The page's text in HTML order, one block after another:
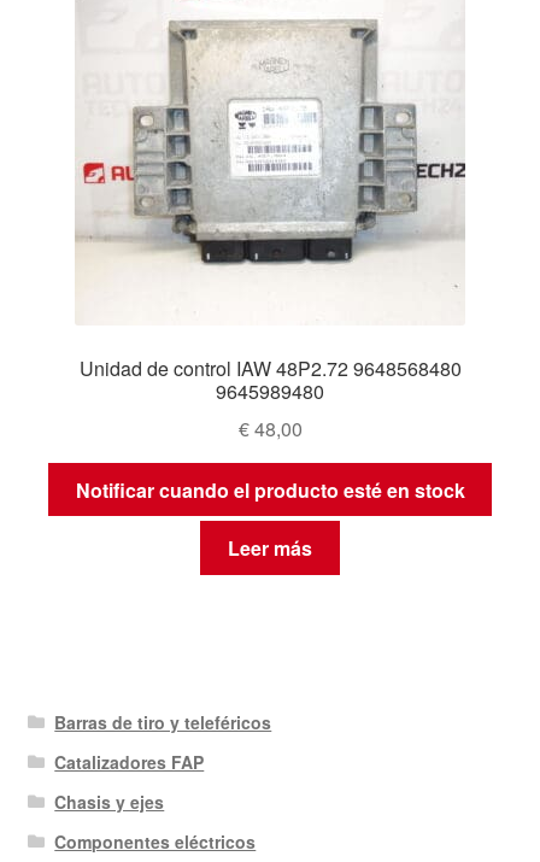
Unidad de control IAW 48P2.72 9648568480
9645989480
€48,00
Notificar cuando el producto esté en stock
Leer más
Barras de tiro y teleféricos
Catalizadores FAP
Chasis y ejes
Componentes eléctricos